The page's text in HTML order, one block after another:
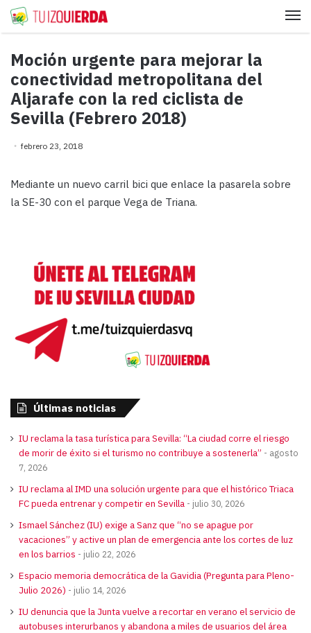
Moción urgente para mejorar la
conectividad metropolitana del
Aljarafe con la red ciclista de
Sevilla (Febrero 2018)
febrero 23, 2018
Mediante un nuevo carril bici que enlace la pasarela sobre
la SE-30 con el parque Vega de Triana.
Últimas noticias
IU reclama la tasa turística para Sevilla: “La ciudad corre el riesgo
de morir de éxito si el turismo no contribuye a sostenerla”
agosto
7, 2026
IU reclama al IMD una solución urgente para que el histórico Triaca
FC pueda entrenar y competir en Sevilla
julio 30, 2026
Ismael Sánchez (IU) exige a Sanz que “no se apague por
vacaciones” y active un plan de emergencia ante los cortes de luz
en los barrios
julio 22, 2026
Espacio memoria democrática de la Gavidia (Pregunta para Pleno-
Julio 2026)
julio 14, 2026
IU denuncia que la Junta vuelve a recortar en verano el servicio de
autobuses interurbanos y abandona a miles de usuarios del área